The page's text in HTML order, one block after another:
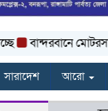
বান্দরবানে
সারাদেশ আরো